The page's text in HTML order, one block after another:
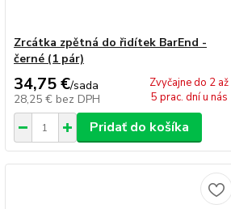
Zrcátka zpětná do řidítek BarEnd -
černé (1 pár)
34,75 €/sada
28,25 € bez DPH
Zvyčajne do 2 až
5 prac. dní u nás
Pridať do košíka